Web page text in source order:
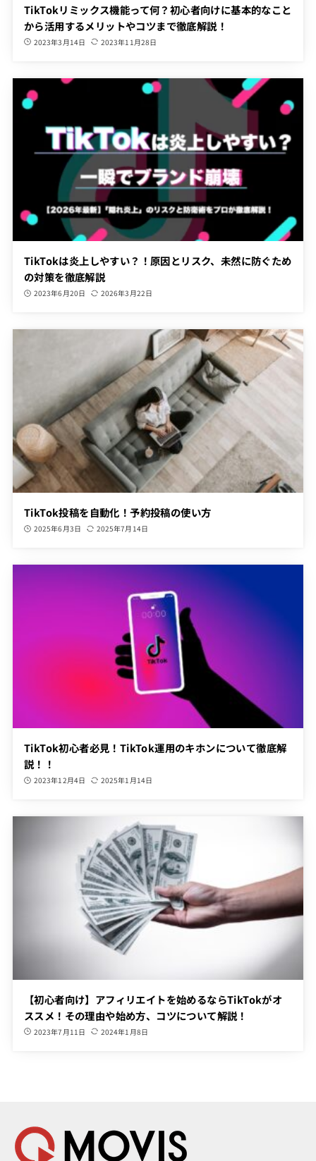
TikTokリミックス機能って何？初心者向けに基本的なこと
から活用するメリットやコツまで徹底解説！
2023年3月14日 2023年11月28日
TikTokは炎上しやすい？！原因とリスク、未然に防ぐため
の対策を徹底解説
2023年6月20日 2026年3月22日
TikTok投稿を自動化！予約投稿の使い方
2025年6月3日 2025年7月14日
TikTok初心者必見！TikTok運用のキホンについて徹底解
説！！
2023年12月4日 2025年1月14日
【初心者向け】アフィリエイトを始めるならTikTokがオ
ススメ！その理由や始め方、コツについて解説！
2023年7月11日 2024年1月8日